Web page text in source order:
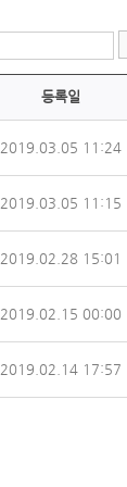
등록일
2019.03.05 11:24
2019.03.05 11:15
2019.02.28 15:01
2019.02.15 00:00
2019.02.14 17:57